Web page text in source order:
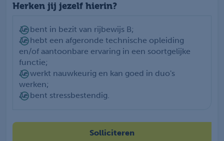
Herken jij jezelf hierin?
Je bent in bezit van rijbewijs B;
Je hebt een afgeronde technische opleiding
en/of aantoonbare ervaring in een soortgelijke
functie;
Je werkt nauwkeurig en kan goed in duo's
werken;
Je bent stressbestendig.
Solliciteren